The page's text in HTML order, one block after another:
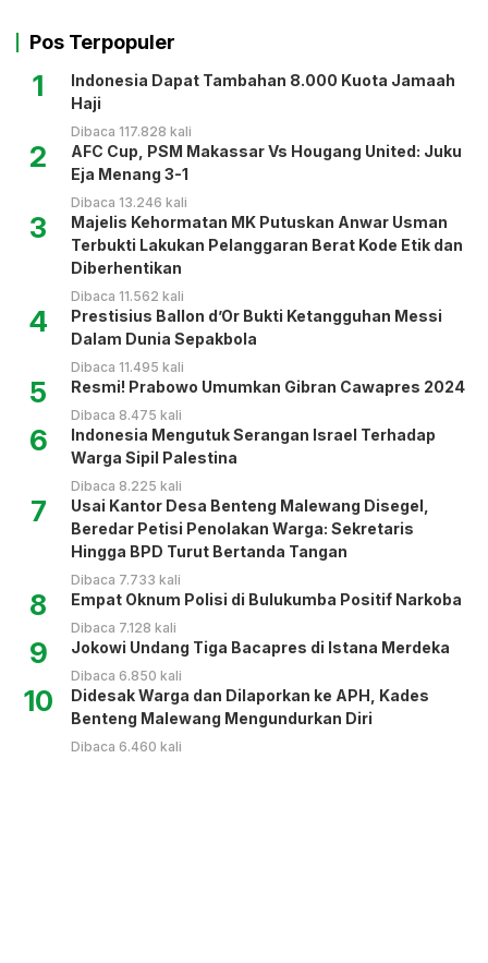
Pos Terpopuler
1
Indonesia Dapat Tambahan 8.000 Kuota Jamaah
Haji
Dibaca 117.828 kali
2
AFC Cup, PSM Makassar Vs Hougang United: Juku
Eja Menang 3-1
Dibaca 13.246 kali
3
Majelis Kehormatan MK Putuskan Anwar Usman
Terbukti Lakukan Pelanggaran Berat Kode Etik dan
Diberhentikan
Dibaca 11.562 kali
4
Prestisius Ballon d’Or Bukti Ketangguhan Messi
Dalam Dunia Sepakbola
Dibaca 11.495 kali
5 Resmi! Prabowo Umumkan Gibran Cawapres 2024
Dibaca 8.475 kali
6
Indonesia Mengutuk Serangan Israel Terhadap
Warga Sipil Palestina
Dibaca 8.225 kali
7
Usai Kantor Desa Benteng Malewang Disegel,
Beredar Petisi Penolakan Warga: Sekretaris
Hingga BPD Turut Bertanda Tangan
Dibaca 7.733 kali
8 Empat Oknum Polisi di Bulukumba Positif Narkoba
Dibaca 7.128 kali
9 Jokowi Undang Tiga Bacapres di Istana Merdeka
Dibaca 6.850 kali
10
Didesak Warga dan Dilaporkan ke APH, Kades
Benteng Malewang Mengundurkan Diri
Dibaca 6.460 kali